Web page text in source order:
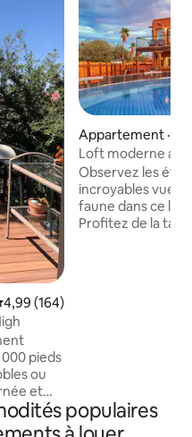
moyenne de 4,99 sur 5,
4,99 (164)
pieds
ou
et
est
Appartement ·
Loft moderne
vues!
Observez les
incroyables vues
faune dans ce loft
Profitez de la
pour seulement 4
interdit de fumer,
populaires